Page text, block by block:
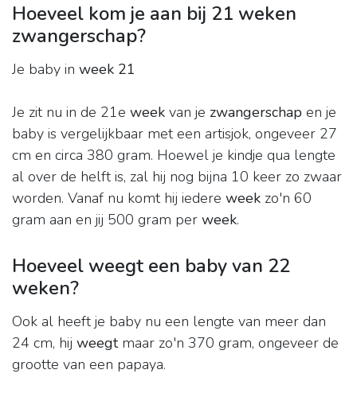
Hoeveel kom je aan bij 21 weken
zwangerschap?
Je baby in week 21
Je zit nu in de 21e week van je zwangerschap en je
baby is vergelijkbaar met een artisjok, ongeveer 27
cm en circa 380 gram. Hoewel je kindje qua lengte
al over de helft is, zal hij nog bijna 10 keer zo zwaar
worden. Vanaf nu komt hij iedere week zo'n 60
gram aan en jij 500 gram per week.
Hoeveel weegt een baby van 22
weken?
Ook al heeft je baby nu een lengte van meer dan
24 cm, hij weegtmaar zo'n 370 gram, ongeveer de
grootte van een papaya.